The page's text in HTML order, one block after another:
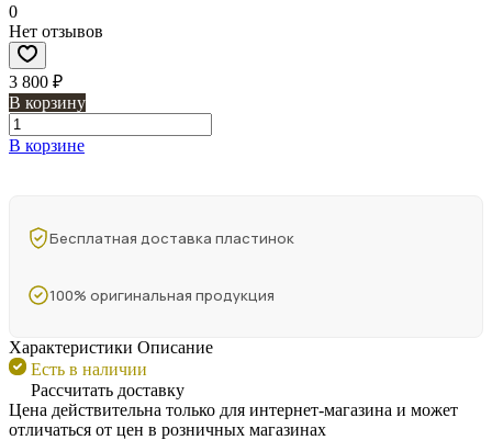
0
Нет отзывов
3 800 ₽
В корзину
В корзине
Бесплатная доставка пластинок
100% оригинальная продукция
Характеристики Описание
Есть в наличии
Рассчитать доставку
Цена действительна только для интернет-магазина и может
отличаться от цен в розничных магазинах